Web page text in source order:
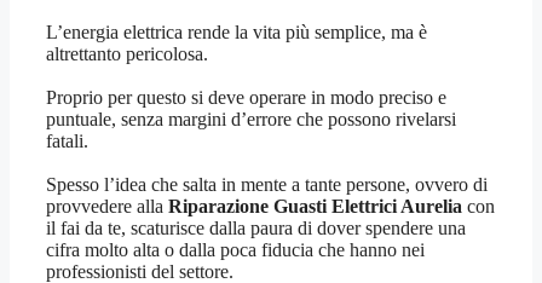
L’energia elettrica rende la vita più semplice, ma è
altrettanto pericolosa.
Proprio per questo si deve operare in modo preciso e
puntuale, senza margini d’errore che possono rivelarsi
fatali.
Spesso l’idea che salta in mente a tante persone, ovvero di
provvedere alla Riparazione Guasti Elettrici Aurelia con
il fai da te, scaturisce dalla paura di dover spendere una
cifra molto alta o dalla poca fiducia che hanno nei
professionisti del settore.